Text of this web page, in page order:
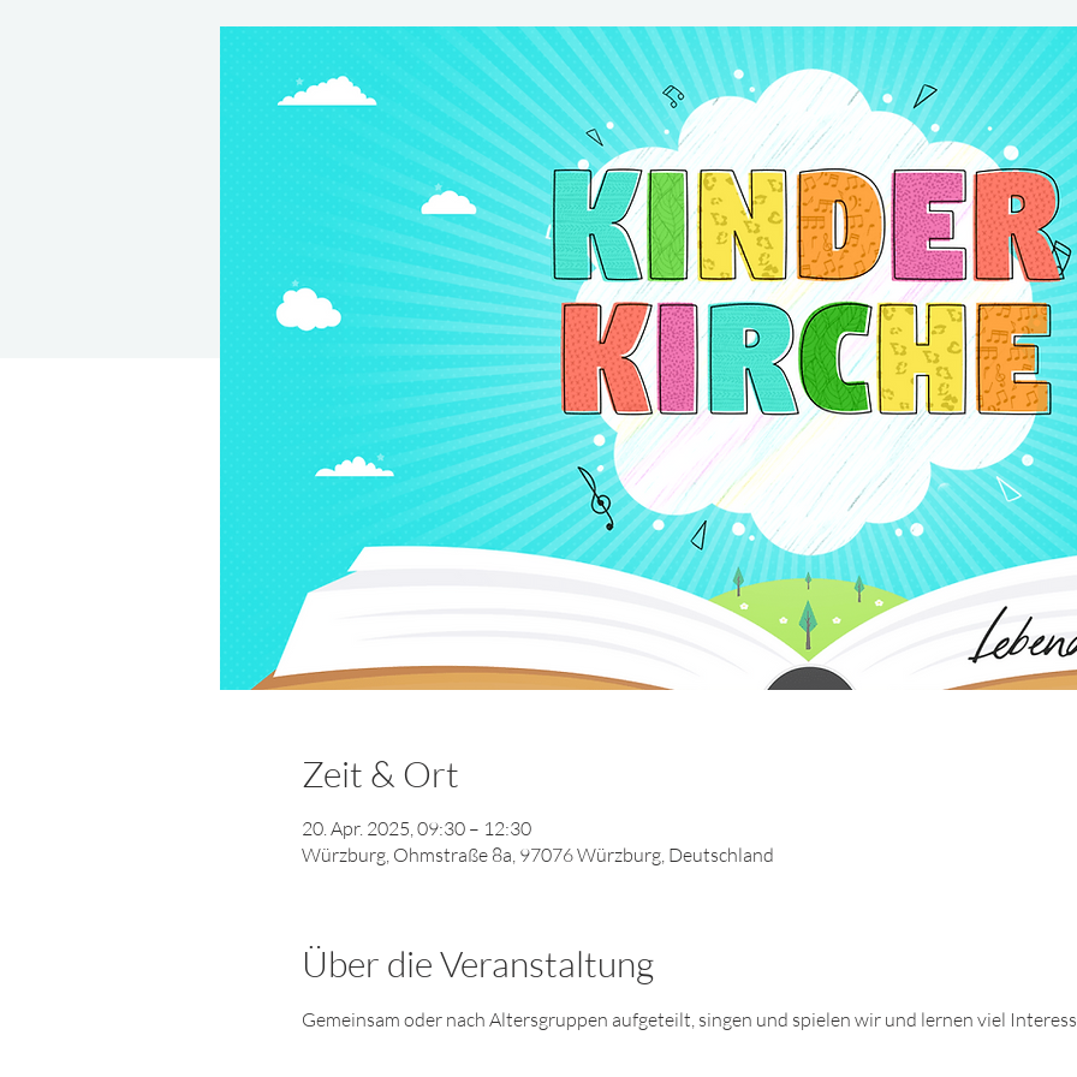
Zeit & Ort
20. Apr. 2025, 09:30 – 12:30
Würzburg, Ohmstraße 8a, 97076 Würzburg, Deutschland
Über die Veranstaltung
Gemeinsam oder nach Altersgruppen aufgeteilt, singen und spielen wir und lernen viel